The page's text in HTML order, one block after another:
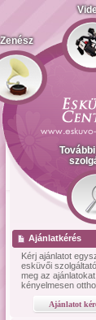
Zenész
Ajánlatkérés
Kérj ajánlatot
esküvői
meg az
kényelmesen